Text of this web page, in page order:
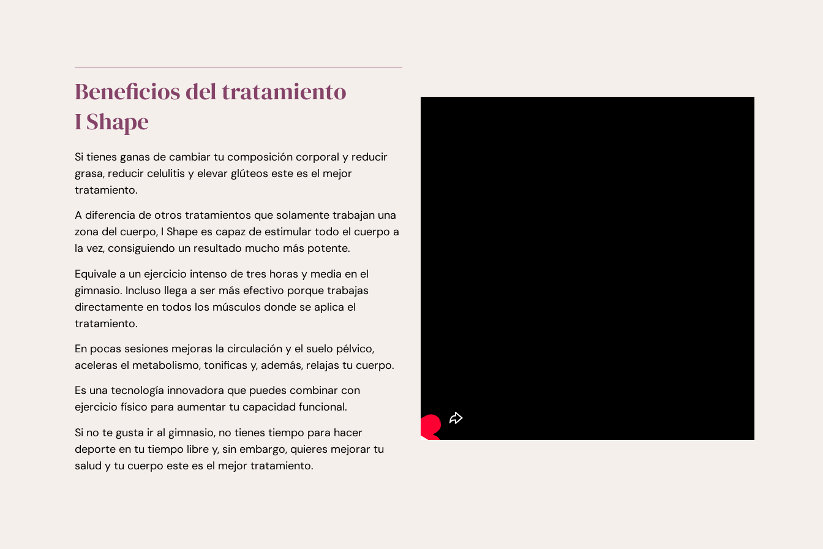
Beneficios del tratamiento
I Shape
Si tienes ganas de cambiar tu composición corporal y reducir
grasa, reducir celulitis y elevar glúteos este es el mejor
tratamiento.
A diferencia de otros tratamientos que solamente trabajan una
zona del cuerpo, I Shape es capaz de estimular todo el cuerpo a
la vez, consiguiendo un resultado mucho más potente.
Equivale a un ejercicio intenso de tres horas y media en el
gimnasio. Incluso llega a ser más efectivo porque trabajas
directamente en todos los músculos donde se aplica el
tratamiento.
En pocas sesiones mejoras la circulación y el suelo pélvico,
aceleras el metabolismo, tonificas y, además, relajas tu cuerpo.
Es una tecnología innovadora que puedes combinar con
ejercicio físico para aumentar tu capacidad funcional.
Si no te gusta ir al gimnasio, no tienes tiempo para hacer
deporte en tu tiempo libre y, sin embargo, quieres mejorar tu
salud y tu cuerpo este es el mejor tratamiento.